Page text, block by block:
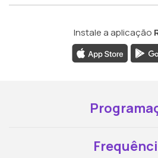
Instale a aplicação